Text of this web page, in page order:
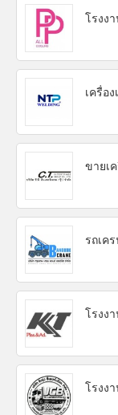
โรงง
เครื่อ
ขายเ
รถเค
โรงง
โรงง